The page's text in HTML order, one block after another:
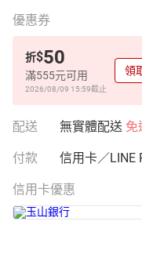
優惠券
折$50
滿555元可用
2026/08/09 15:59截止
領
配送 無實體配送 免
付款 信用卡／LINE
信用卡優惠